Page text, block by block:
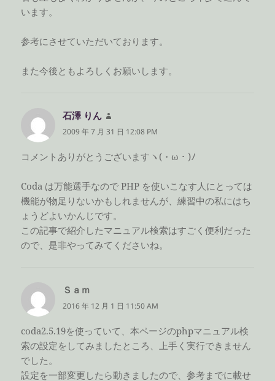
います。
参考にさせていただいております。
また今後ともよろしくお願いします。
石澤 りん
り:
2009 年 7 月 31 日 12:08 PM
コメントありがとうございますヽ(・ω・)ﾉ
Coda は万能選手なので PHP を使いこなす人にとっては
機能が物足りないかもしれませんが、練習中の私にはち
ょうどよいかんじです。
この記事で紹介したマニュアル検索はすごく便利だった
ので、是非やってみてくださいね。
Ｓａｍ
り:
2016 年 12 月 1 日 11:50 AM
coda2.5.19を使っていて、本ページのphpマニュアル検
索の設定をしてみましたところ、上手く実行できません
でした。
設定を一部変更したら動きましたので、参考までに載せ